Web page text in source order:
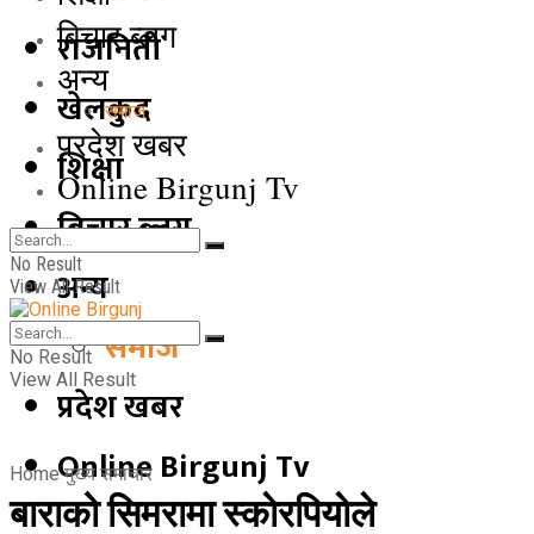
राजनिती
खेलकुद
शिक्षा
बिचार ब्लग
अन्य
समाज
प्रदेश खबर
Online Birgunj Tv
बिचार ब्लग
अन्य
समाज
प्रदेश खबर
Online Birgunj Tv
No Result
View All Result
No Result
View All Result
Home मुख्य समाचार
बाराको सिमरामा स्काेरपियाेले